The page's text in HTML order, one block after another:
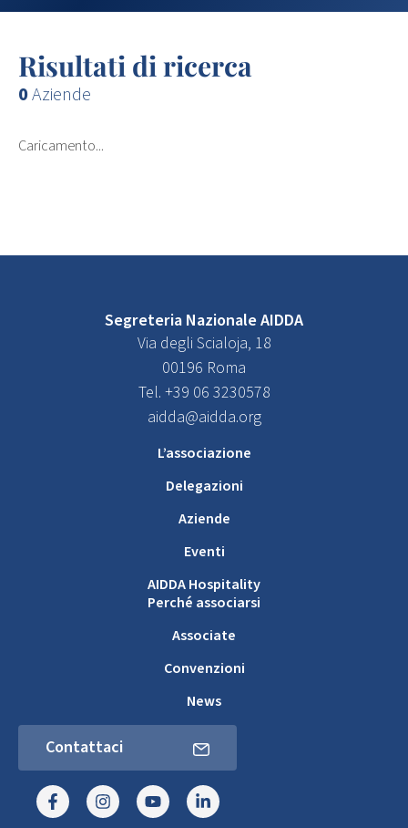
Risultati di ricerca
0Aziende
Caricamento...
Segreteria Nazionale AIDDA
Via degli Scialoja, 18
00196 Roma
Tel. +39 06 3230578
aidda@aidda.org
L’associazione
Delegazioni
Aziende
Eventi
AIDDA Hospitality
Perché associarsi
Associate
Convenzioni
News
Contattaci